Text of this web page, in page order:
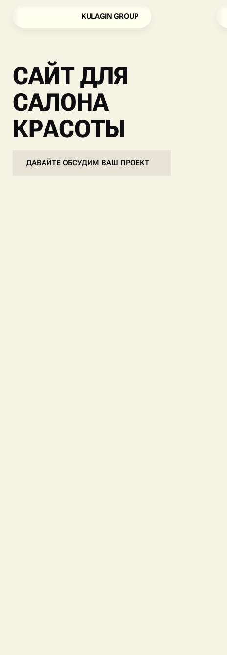
KULAGIN GROUP
САЙТ ДЛЯ
САЛОНА
КРАСОТЫ
ДАВАЙТЕ ОБСУДИМ ВАШ ПРОЕКТ